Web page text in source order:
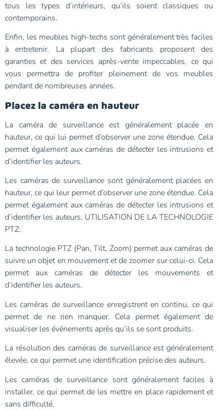
tous les types d’intérieurs, qu’ils soient classiques ou
contemporains.
Enfin, les meubles high-techs sont généralement très faciles
à entretenir. La plupart des fabricants proposent des
garanties et des services après-vente impeccables, ce qui
vous permettra de profiter pleinement de vos meubles
pendant de nombreuses années.
Placez la caméra en hauteur
La caméra de surveillance est généralement placée en
hauteur, ce qui lui permet d’observer une zone étendue. Cela
permet également aux caméras de détecter les intrusions et
d’identifier les auteurs.
Les caméras de surveillance sont généralement placées en
hauteur, ce qui leur permet d’observer une zone étendue. Cela
permet également aux caméras de détecter les intrusions et
d’identifier les auteurs. UTILISATION DE LA TECHNOLOGIE
PTZ:
La technologie PTZ (Pan, Tilt, Zoom) permet aux caméras de
suivre un objet en mouvement et de zoomer sur celui-ci. Cela
permet aux caméras de détecter les mouvements et
d’identifier les auteurs.
Les caméras de surveillance enregistrent en continu, ce qui
permet de ne rien manquer. Cela permet également de
visualiser les événements après qu’ils se sont produits.
La résolution des caméras de surveillance est généralement
élevée, ce qui permet une identification précise des auteurs.
Les caméras de surveillance sont généralement faciles à
installer, ce qui permet de les mettre en place rapidement et
sans difficulté.